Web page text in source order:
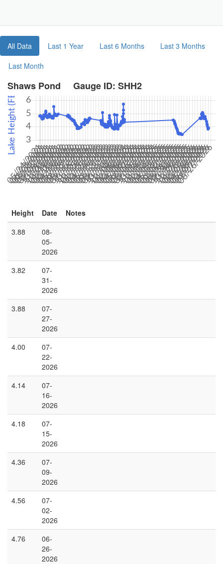
All Data Last 1 Year Last 6 Months
Last 3 Months
Last Month
Shaws Pond Gauge ID: SHH2
Height Date
Notes
3.88
08-
05-
2026
3.82
07-
31-
2026
3.88
07-
27-
2026
4.00
07-
22-
2026
4.14
07-
16-
2026
4.18
07-
15-
2026
4.36
07-
09-
2026
4.56
07-
02-
2026
4.76
06-
26-
2026